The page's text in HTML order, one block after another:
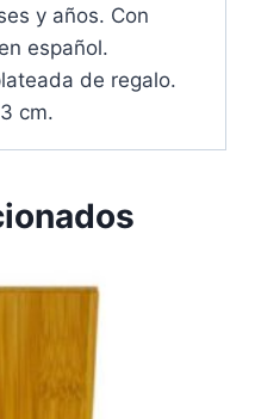
y años. Con
español.
de regalo.
cm.